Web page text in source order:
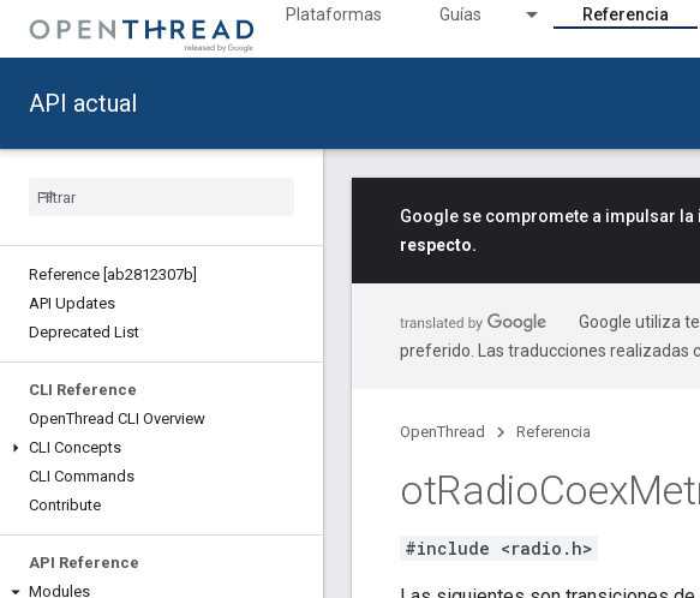
Plataformas Guías Referencia
API actual
Reference [ab2812307b]
API Updates
Deprecated List
CLI Reference
OpenThread CLI Overview
CLI Concepts
CLI Commands
Contribute
API Reference
Modules
Google se compromete a impulsar
respecto.
Google utiliza
preferido. Las traducciones realizadas
OpenThread Referencia
otRadioCoex
#include <radio.h>